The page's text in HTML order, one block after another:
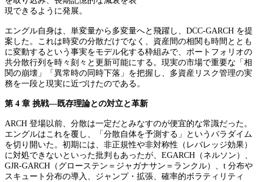
現できるように発展。
エングル自身は、単変量から多変量へと飛躍し、DCC-GARCH を提
案した。これは時変の分散だけでなく、資産間の相関も時間ととも
に変動するという事実をモデル化する枠組みで、ポートフォリオの
共分散行列を時々刻々と更新可能にする。現実の市場で重要な「相
関の崩壊」「異常時の同時下落」を把握し、多資産リスク管理の実
務を一段と現実に近づけたのである。
第 4 章 挑戦―既存理論との対立と革新
ARCH 登場以前、分散は一定だとみなすのが便宜的な常識だった。
エングルはこれを覆し、「分散自体を予測する」というパラダイム
を切り開いた。初期には、非正規性や非対称性（レバレッジ効果）
に対処できないといった批判もあったが、EGARCH（ネルソン）、
GJR-GARCH（グローステン＝ジャガナサン＝ランクル）、t 分布や
スキュート分布の導入、ジャンプ・拡張、確率的ボラティリティ